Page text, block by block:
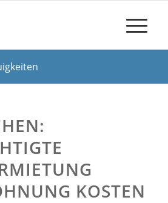
KOSTEN